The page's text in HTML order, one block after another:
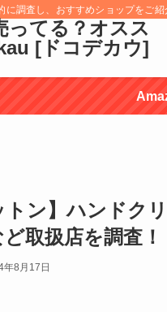
調査し、おすすめショップをご
ってる？オスス
[ドコデカウ]
トン】ハンドク
取扱店を調査！
年8月17日